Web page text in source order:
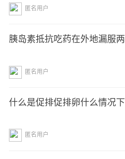
匿名用户
胰岛素抵抗吃药在外地漏服
匿名用户
什么是促排促排卵什么情况
匿名用户